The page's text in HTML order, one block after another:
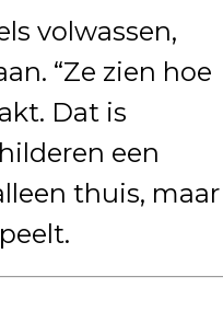
volwassen,
“Ze zien hoe
Dat is
een
thuis, maar